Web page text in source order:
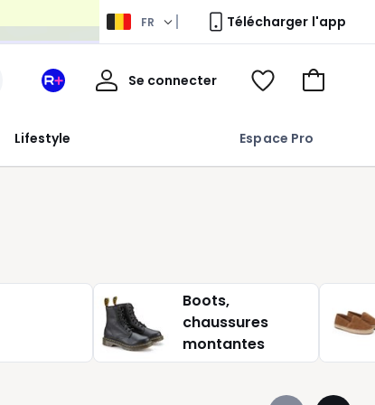
FR Télécharger l'app
Lifestyle Espace Pro
Mon
Redoute
Se connecter
Mon
Voir
Aller
Boots,
chaussures
montantes